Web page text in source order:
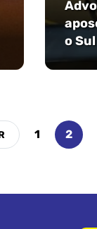
o Sul
1 2